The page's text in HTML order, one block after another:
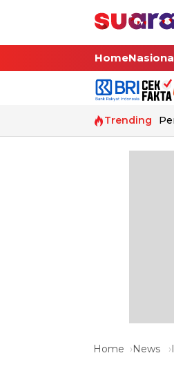
Home
Trending
Home News